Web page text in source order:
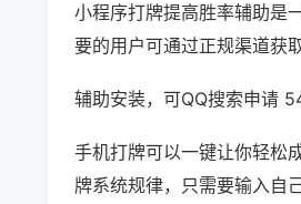
小程序打牌提高胜率辅助是
要的用户可通过正规渠道获
辅助安装，可QQ搜索申请
手机打牌可以一键让你轻松
牌系统规律，只需要输入自